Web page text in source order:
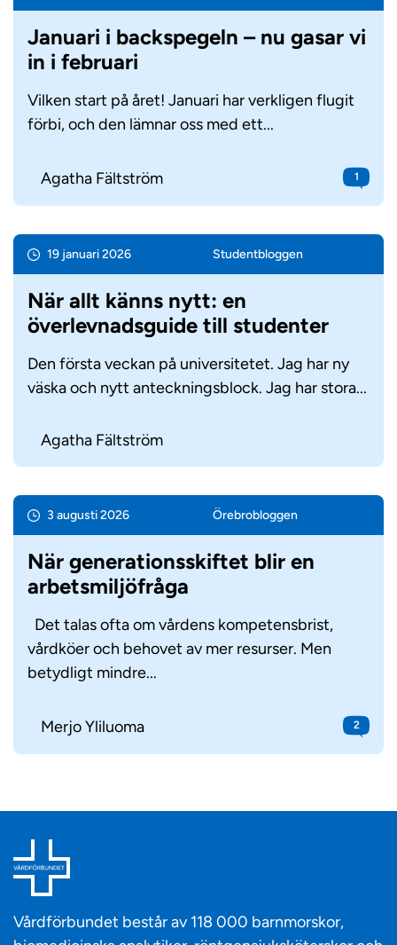
Januari i backspegeln – nu gasar vi
in i februari
Vilken start på året! Januari har verkligen flugit
förbi, och den lämnar oss med ett...
Agatha Fältström 1
19 januari 2026 Student­bloggen
När allt känns nytt: en
överlevnadsguide till studenter
Den första veckan på universitetet. Jag har ny
väska och nytt anteckningsblock. Jag har stora...
Agatha Fältström
3 augusti 2026 Örebro­bloggen
När generationsskiftet blir en
arbetsmiljöfråga
Det talas ofta om vårdens kompetensbrist,
vårdköer och behovet av mer resurser. Men
betydligt mindre...
Merjo Yliluoma 2
Vårdförbundet består av 118 000 barnmorskor,